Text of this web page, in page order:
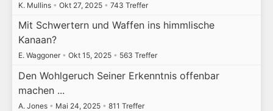
K. Mullins • Okt 27, 2025 • 743 Treffer
Mit Schwertern und Waffen ins himmlische
Kanaan?
E. Waggoner • Okt 15, 2025 • 563 Treffer
Den Wohlgeruch Seiner Erkenntnis offenbar
machen ...
A. Jones • Mai 24, 2025 • 811 Treffer